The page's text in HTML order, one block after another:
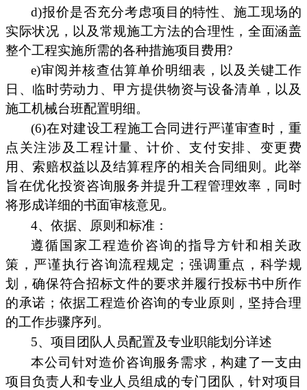
d)报价是否充分考虑项目的特性、施工现场的
实际状况，以及常规施工方法的合理性，全面涵盖
整个工程实施所需的各种措施项目费用?
e)审阅并核查估算单价明细表，以及关键工作
日、临时劳动力、甲方提供物资与设备清单，以及
施工机械台班配置明细。
(6)在对建设工程施工合同进行严谨审查时，重
点关注涉及工程计量、计价、支付安排、变更费
用、索赔权益以及结算程序的相关合同细则。此举
旨在优化投资咨询服务并提升工程管理效率，同时
将形成详细的书面审核意见。
4、依据、原则和标准：
遵循国家工程造价咨询的指导方针和相关政
策，严谨执行咨询流程规定；强调重点，科学规
划，确保符合招标文件的要求并履行投标书中所作
的承诺；依据工程造价咨询的专业原则，坚持合理
的工作步骤序列。
5、项目团队人员配置及专业职能划分详述
本公司针对造价咨询服务需求，构建了一支由
项目负责人和专业人员组成的专门团队，针对项目